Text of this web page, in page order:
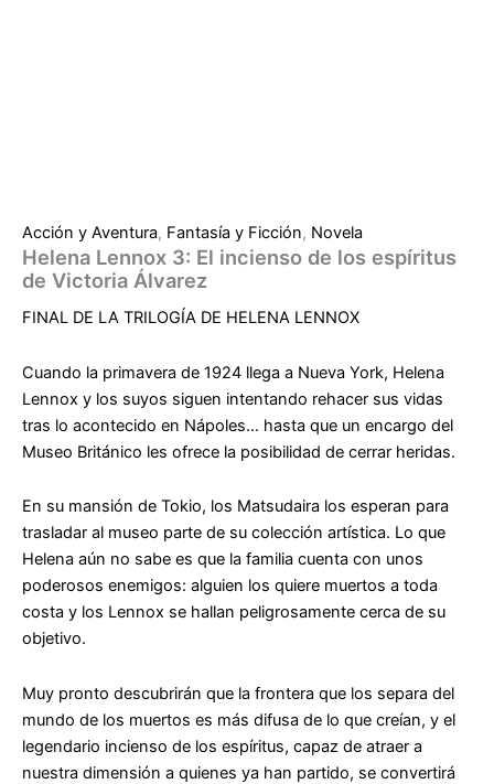
Acción y Aventura, Fantasía y Ficción, Novela
Helena Lennox 3: El incienso de los espíritus
de Victoria Álvarez
FINAL DE LA TRILOGÍA DE HELENA LENNOX
Cuando la primavera de 1924 llega a Nueva York, Helena
Lennox y los suyos siguen intentando rehacer sus vidas
tras lo acontecido en Nápoles… hasta que un encargo del
Museo Británico les ofrece la posibilidad de cerrar heridas.
En su mansión de Tokio, los Matsudaira los esperan para
trasladar al museo parte de su colección artística. Lo que
Helena aún no sabe es que la familia cuenta con unos
poderosos enemigos: alguien los quiere muertos a toda
costa y los Lennox se hallan peligrosamente cerca de su
objetivo.
Muy pronto descubrirán que la frontera que los separa del
mundo de los muertos es más difusa de lo que creían, y el
legendario incienso de los espíritus, capaz de atraer a
nuestra dimensión a quienes ya han partido, se convertirá